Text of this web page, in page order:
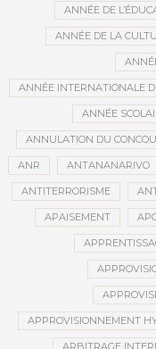
ANNÉE DE
ANNÉE DE LA
ANNÉE INTERNATIONALE
ANNÉE
ANNULATION DU
ANR ANTANANARIVO
ANTITERRORISME
APAISEMENT
APPROVISIONNEMENT
ARBITRAGE